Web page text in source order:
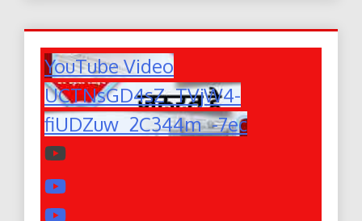
YouTube Video
UCTNsGD4sZ_TVjW4-
fiUDZuw_2C344m_-7ec